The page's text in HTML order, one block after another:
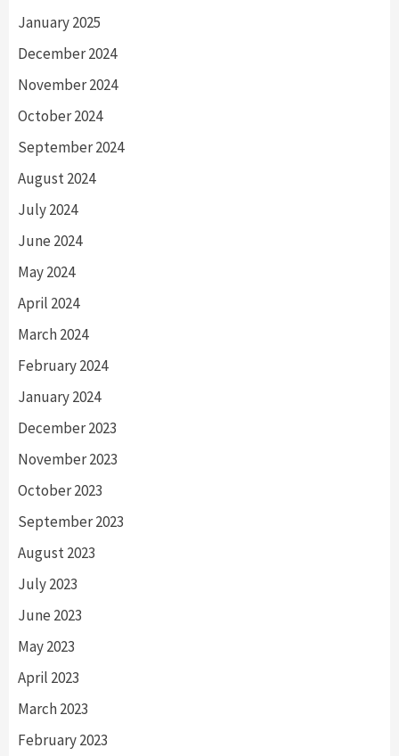
January 2025
December 2024
November 2024
October 2024
September 2024
August 2024
July 2024
June 2024
May 2024
April 2024
March 2024
February 2024
January 2024
December 2023
November 2023
October 2023
September 2023
August 2023
July 2023
June 2023
May 2023
April 2023
March 2023
February 2023